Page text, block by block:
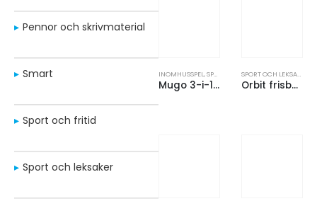
Pennor och skrivmaterial
Smart
Sport och fritid
Sport och leksaker
INOMHUSSPEL,SPORT OCH LEKSAKER
Mugo 3-i-1-spel i trä
SPORT OCH LEKSAKER
Orbit frisbee av återvunnen plast